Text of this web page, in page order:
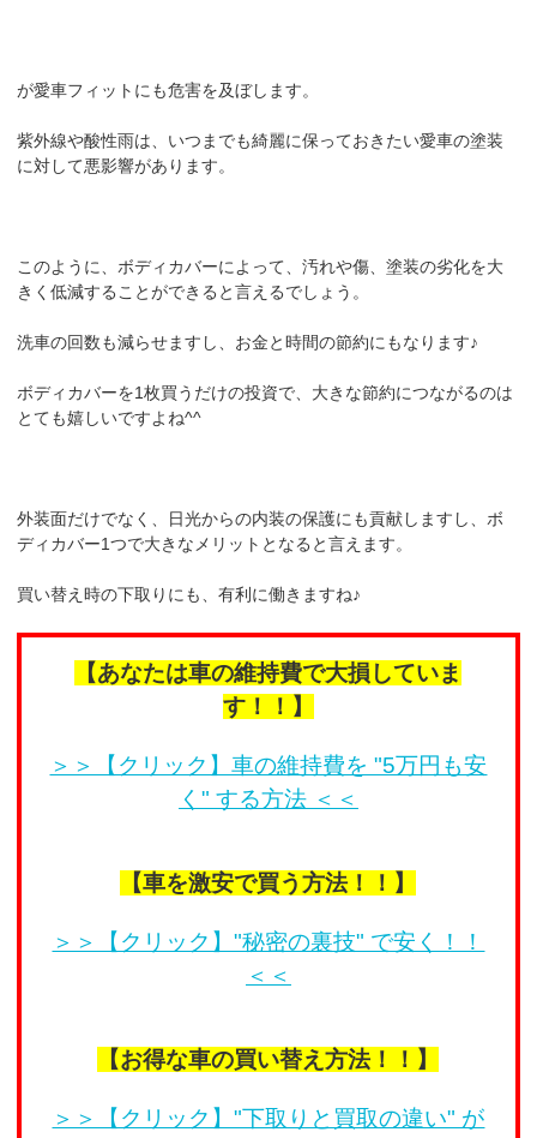
が愛車フィットにも危害を及ぼします。
紫外線や酸性雨は、いつまでも綺麗に保っておきたい愛車の塗装
に対して悪影響があります。
このように、ボディカバーによって、汚れや傷、塗装の劣化を大
きく低減することができると言えるでしょう。
洗車の回数も減らせますし、お金と時間の節約にもなります♪
ボディカバーを1枚買うだけの投資で、大きな節約につながるのは
とても嬉しいですよね^^
外装面だけでなく、日光からの内装の保護にも貢献しますし、ボ
ディカバー1つで大きなメリットとなると言えます。
買い替え時の下取りにも、有利に働きますね♪
【あなたは車の維持費で大損していま
す！！】
＞＞【クリック】車の維持費を "5万円も安
く" する方法 ＜＜
【車を激安で買う方法！！】
＞＞【クリック】"秘密の裏技" で安く！！
＜＜
【お得な車の買い替え方法！！】
＞＞【クリック】"下取りと買取の違い" が